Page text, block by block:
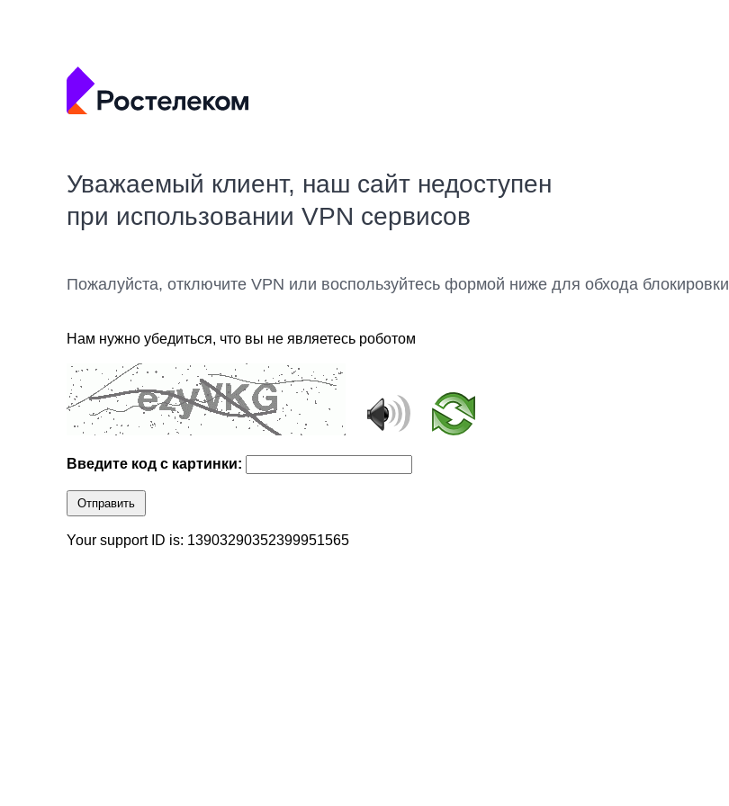
Уважаемый клиент, наш сайт недоступен
при использовании VPN сервисов
Пожалуйста, отключите VPN или воспользуйтесь формой ниже для обхода блокировки
Нам нужно убедиться, что вы не являетесь роботом
Введите код с картинки:
Отправить
Your support ID is: 13903290352399951565